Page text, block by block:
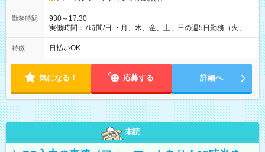
勤務時間
930～17:30
実働時間：7時間/日 ・月、木、金、土、日の週5日勤務（火、水
は固定休です／夏季、年末年始等、長期休暇有り！） ・ワンシ
フト！ 残業ほぼナシ（0～5h/月）
特徴 日払いOK
気になる！ 応募する 詳細へ
未読